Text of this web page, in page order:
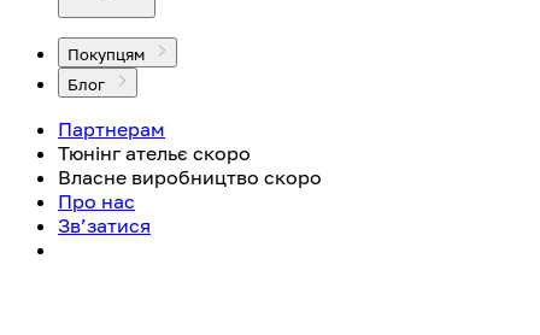
Покупцям
Блог
Партнерам
Тюнінг ательє скоро
Власне виробництво скоро
Про нас
Зв’затися